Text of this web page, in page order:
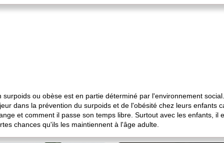
ou obèse est en partie déterminé par l'environnement
dans la prévention du surpoids et de l'obésité chez leurs enfants
et comment il passe son temps libre. Surtout avec les enfants, il
chances qu'ils les maintiennent à l'âge adulte.